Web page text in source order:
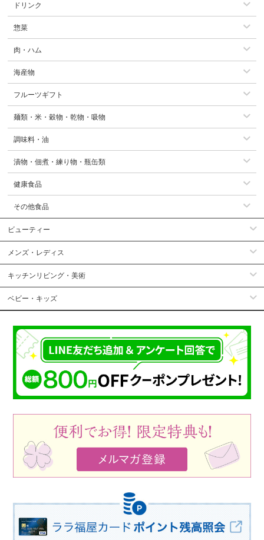
ドリンク
惣菜
肉・ハム
海産物
フルーツギフト
麺類・米・穀物・乾物・吸物
調味料・油
漬物・佃煮・練り物・瓶缶類
健康食品
その他食品
ビューティー
メンズ・レディス
キッチンリビング・美術
ベビー・キッズ